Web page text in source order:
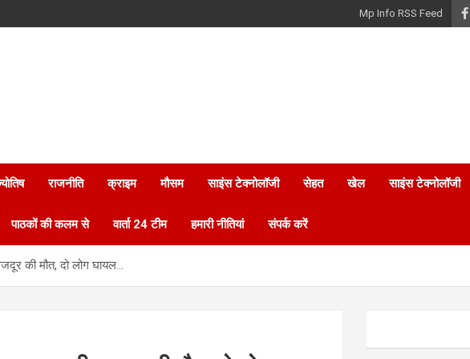
Mp Info RSS Feed
राजनीति क्राइम मौसम साइंस टेक्नोलॉजी सेहत खेल साइंस टेक्नोलॉजी
पाठकों की कलम से वार्ता 24 टीम हमारी नीतियां संपर्क करें
की मौत, दो लोग घायल…